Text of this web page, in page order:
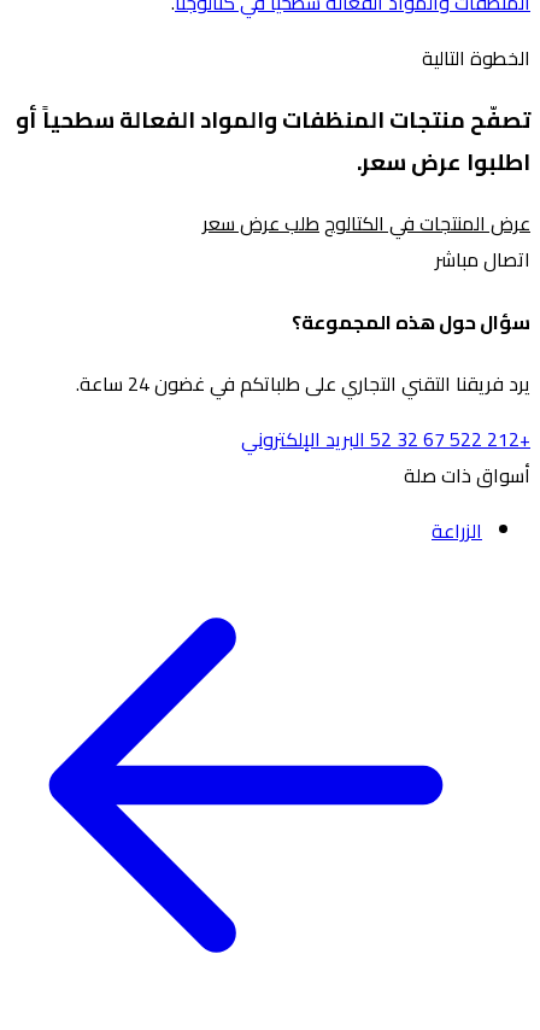
الخطوة التالية
تصفّح منتجات المنظفات والمواد الفعالة سطحياً أو
اطلبوا عرض سعر.
عرض المنتجات في الكتالوجطلب عرض سعر
اتصال مباشر
سؤال حول هذه المجموعة؟
يرد فريقنا التقني التجاري على طلباتكم في غضون 24 ساعة.
+212 522 67 32 52
البريد الإلكتروني
أسواق ذات صلة
الزراعة